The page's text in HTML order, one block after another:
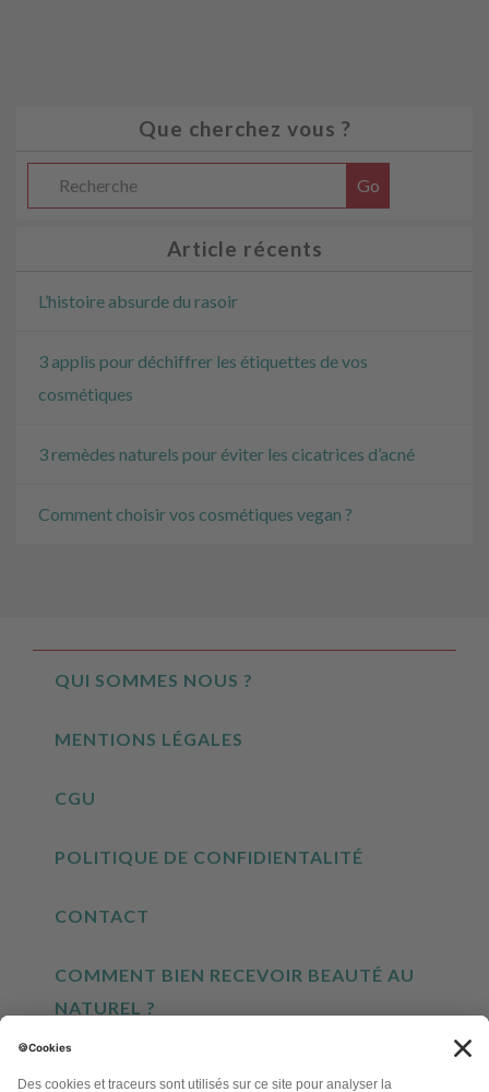
Que cherchez vous ?
Article récents
L’histoire absurde du rasoir
3 applis pour déchiffrer les étiquettes de vos
cosmétiques
3 remèdes naturels pour éviter les cicatrices d’acné
Comment choisir vos cosmétiques vegan ?
QUI SOMMES NOUS ?
MENTIONS LÉGALES
CGU
POLITIQUE DE CONFIDIENTALITÉ
CONTACT
COMMENT BIEN RECEVOIR BEAUTÉ AU
NATUREL ?